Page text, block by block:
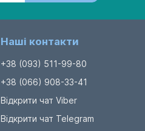
Наші контакти
+38 (093) 511-99-80
+38 (066) 908-33-41
Відкрити чат Viber
Відкрити чат Telegram